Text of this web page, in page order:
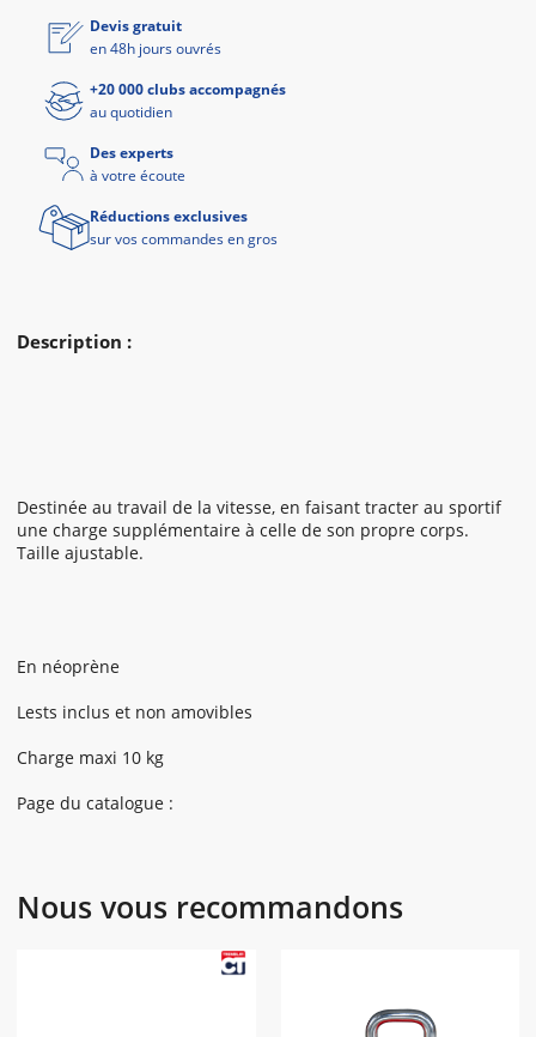
Description :
Destinée au travail de la vitesse, en faisant tracter au sportif
une charge supplémentaire à celle de son propre corps.
Taille ajustable.
En néoprène
Lests inclus et non amovibles
Charge maxi 10 kg
Page du catalogue :
Devis gratuit
en 48h jours ouvrés
+20 000 clubs accompagnés
au quotidien
Des experts
à votre écoute
Réductions exclusives
sur vos commandes en gros
Nous vous recommandons